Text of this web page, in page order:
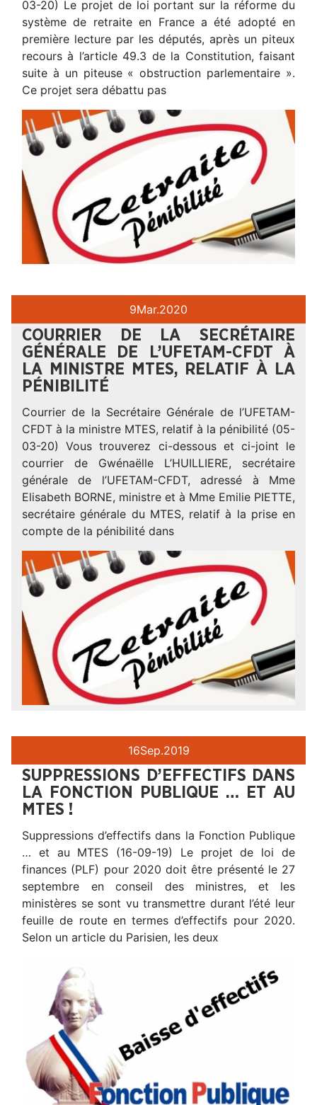
03-20) Le projet de loi portant sur la réforme du
système de retraite en France a été adopté en
première lecture par les députés, après un piteux
recours à l’article 49.3 de la Constitution, faisant
suite à un piteuse « obstruction parlementaire ».
Ce projet sera débattu pas
9Mar.2020
COURRIER DE LA SECRÉTAIRE
GÉNÉRALE DE L’UFETAM-CFDT À
LA MINISTRE MTES, RELATIF À LA
PÉNIBILITÉ
Courrier de la Secrétaire Générale de l’UFETAM-
CFDT à la ministre MTES, relatif à la pénibilité (05-
03-20) Vous trouverez ci-dessous et ci-joint le
courrier de Gwénaëlle L’HUILLIERE, secrétaire
générale de l’UFETAM-CFDT, adressé à Mme
Elisabeth BORNE, ministre et à Mme Emilie PIETTE,
secrétaire générale du MTES, relatif à la prise en
compte de la pénibilité dans
16Sep.2019
SUPPRESSIONS D’EFFECTIFS DANS
LA FONCTION PUBLIQUE … ET AU
MTES !
Suppressions d’effectifs dans la Fonction Publique
… et au MTES (16-09-19) Le projet de loi de
finances (PLF) pour 2020 doit être présenté le 27
septembre en conseil des ministres, et les
ministères se sont vu transmettre durant l’été leur
feuille de route en termes d’effectifs pour 2020.
Selon un article du Parisien, les deux